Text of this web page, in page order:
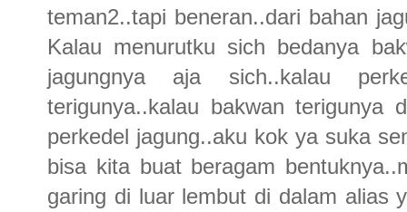
teman2..tapi beneran..dari bahan
Kalau menurutku sich bedanya
jagungnya aja sich..kalau
terigunya..kalau bakwan
perkedel jagung..aku kok ya suka
bisa kita buat beragam
garing di luar lembut di dalam alias